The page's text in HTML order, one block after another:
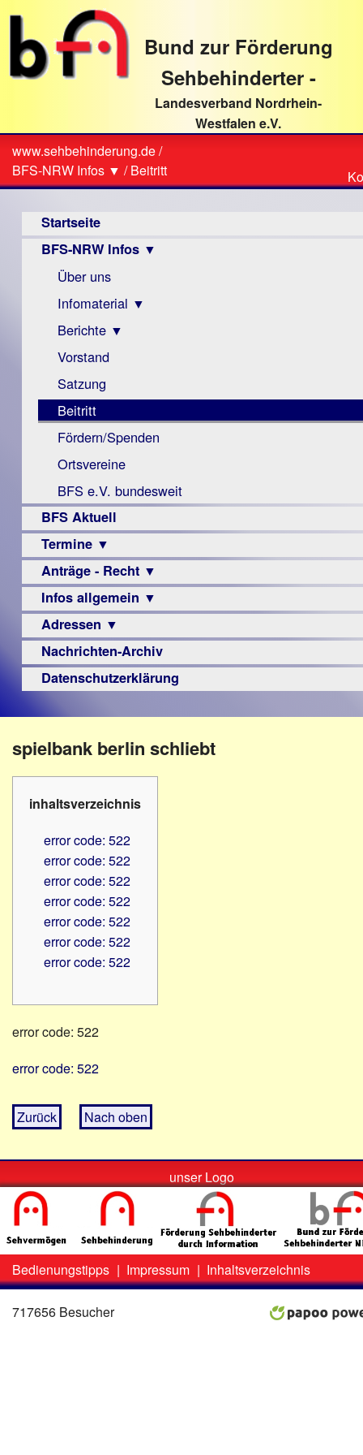
direkt
Textinhalt
Bund zur Förderung
Sehbehinderter -
Landesverband Nordrhein-
Westfalen e.V.
Sie
sind
hier
www.sehbehinderung.de/
BFS-NRW Infos ▼ /Beitritt
Startseite
BFS-NRW Infos ▼
Über uns
Infomaterial ▼
Visus
Zeitschrift
Monokular
Mac
Instagram-
Links
Berichte ▼
Archiv
Berichte
Vorstand
Satzung
Beitritt
Fördern/Spenden
Ortsvereine
BFS e.V. bundesweit
BFS Aktuell
Termine ▼
Veranstaltungsprogramme
Anträge - Recht ▼
Archiv
Urteile
Infos allgemein ▼
Sehbehinderung
Frühförderung
Schule
–
Beruf
Hilfsmittel
-
PC
Adressen ▼
Augenoptiker
Berufsbildungswerke
Hörbüchereien
Reha-
Lehrer
Verbände
Nachrichten-Archiv
Datenschutzerklärung
spielbank berlin schliebt
inhaltsverzeichnis
error code: 522
error code: 522
error code: 522
error code: 522
error code: 522
error code: 522
error code: 522
error code: 522
error code: 522
Zurück Nach oben
unser Logo
Zweit-
Menü
Bedienungstipps | Impressum | Inhaltsverzeichnis
717656 Besucher